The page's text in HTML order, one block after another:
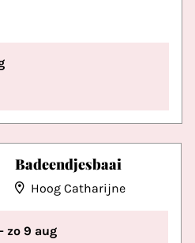
Badeendjesbaai
Hoog Catharijne
zo 9 aug